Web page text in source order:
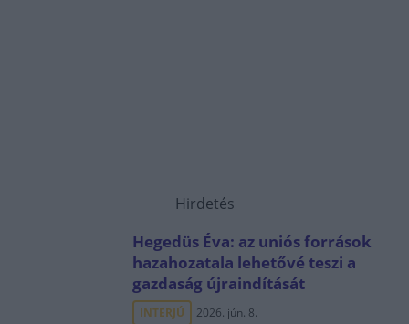
Hirdetés
Hegedüs Éva: az uniós források
hazahozatala lehetővé teszi a
gazdaság újraindítását
INTERJÚ 2026. jún. 8.